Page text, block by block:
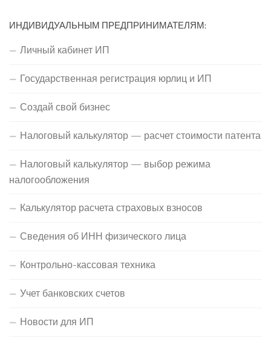
ИНДИВИДУАЛЬНЫМ ПРЕДПРИНИМАТЕЛЯМ:
Личный кабинет ИП
Государственная регистрация юрлиц и ИП
Создай свой бизнес
Налоговый калькулятор — расчет стоимости патента
Налоговый калькулятор — выбор режима
налогообложения
Калькулятор расчета страховых взносов
Сведения об ИНН физического лица
Контрольно-кассовая техника
Учет банковских счетов
Новости для ИП